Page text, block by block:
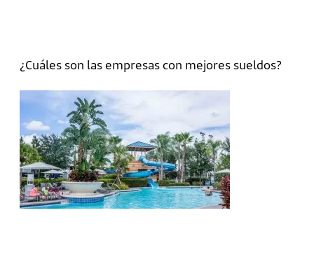
¿Cuáles son las empresas con mejores sueldos?